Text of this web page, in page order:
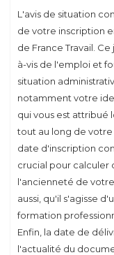
L'avis de situation
de votre inscription
de France Travail.
à-vis de l'emploi et
situation
notamment votre
qui vous est attribué
tout au long de
date d'inscription
crucial pour calculer
l'ancienneté de
aussi, qu'il s'agisse
formation
Enfin, la date de
l'actualité du